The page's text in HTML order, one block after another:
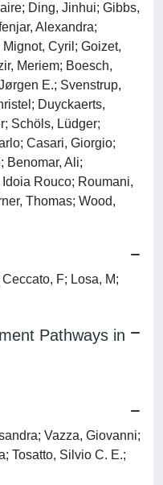
Ding, Jinhui; Gibbs,
Alexandra;
Cyril; Goizet,
Meriem; Boesch,
E.; Svenstrup,
Duyckaerts,
Schöls, Lüdger;
Casari, Giorgio;
Benomar, Ali;
Rouco; Roumani,
Thomas; Wood,
F; Losa, M;
Pathways in
Vazza, Giovanni;
Tosatto, Silvio C. E.;